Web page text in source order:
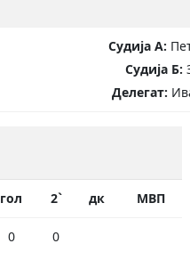
Судија А:
Судија Б:
Делегат:
гол 2` дк МВП
0 0